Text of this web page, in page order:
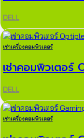
DELL
เช่าเครื่องคอมพิวเตอร์
เช่าคอมพิวเตอ
DELL
เช่าเครื่องคอมพิวเตอร์